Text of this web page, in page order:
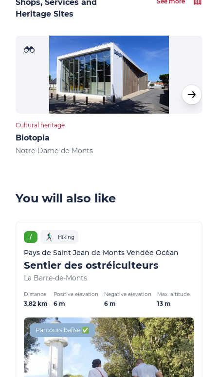
Shops, Services and
Heritage Sites
Cultural heritage
Biotopia
Notre-Dame-de-Monts
You will also like
/ Hiking
Pays de Saint Jean de Monts Vendée Océan
Sentier des ostréiculteurs
La Barre-de-Monts
Distance
3.82 km
Positive elevation
6 m
Negative elevation
6 m
Max. altitude
13 m
Parcours balisé ✅